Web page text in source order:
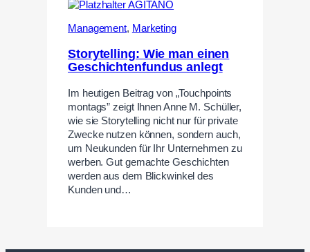
Management, Marketing
Storytelling: Wie man einen
Geschichtenfundus anlegt
Im heutigen Beitrag von „Touchpoints
montags” zeigt Ihnen Anne M. Schüller,
wie sie Storytelling nicht nur für private
Zwecke nutzen können, sondern auch,
um Neukunden für Ihr Unternehmen zu
werben. Gut gemachte Geschichten
werden aus dem Blickwinkel des
Kunden und…